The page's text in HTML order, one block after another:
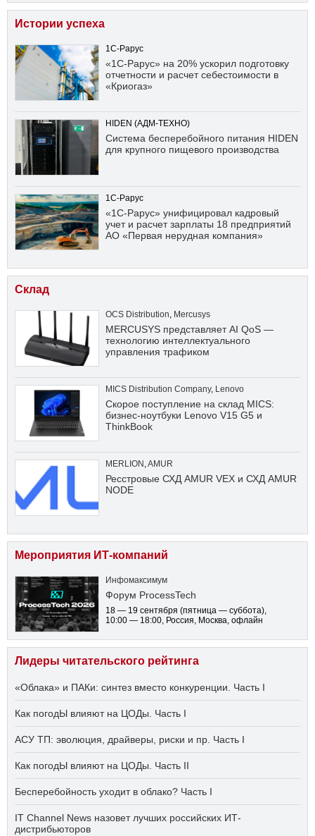
Истории успеха
1С-Рарус
«1С-Рарус» на 20% ускорил подготовку
отчетности и расчет себестоимости в
«Криогаз»
HIDEN (АДМ-ТЕХНО)
Система бесперебойного питания HIDEN
для крупного пищевого производства
1С-Рарус
«1С-Рарус» унифицировал кадровый
учет и расчет зарплаты 18 предприятий
АО «Первая нерудная компания»
Склад
OCS Distribution, Mercusys
MERCUSYS представляет AI QoS —
технологию интеллектуального
управления трафиком
MICS Distribution Company, Lenovo
Скорое поступление на склад MICS:
бизнес-ноутбуки Lenovo V15 G5 и
ThinkBook
MERLION ,AMUR
Ресстровые СХД AMUR VEX и СХД AMUR
NODE
Мероприятия ИТ-компаний
Инфомаксимум
Форум ProcessTech
18 — 19 сентября (пятница — суббота),
10:00 — 18:00, Россия, Москва, офлайн
Лидеры читательского рейтинга
«Облака» и ПАКи: синтез вместо конкуренции. Часть I
Как погодЫ влияют на ЦОДы. Часть I
АСУ ТП: эволюция, драйверы, риски и пр. Часть I
Как погодЫ влияют на ЦОДы. Часть II
Бесперебойность уходит в облако? Часть I
IT Channel News назовет лучших российских ИТ-
дистрибьюторов